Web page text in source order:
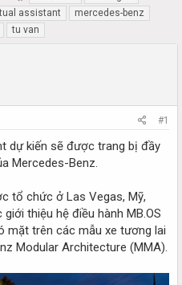
assistant
mercedes-benz
tu van
#1
dự kiến sẽ được trang bị đầy
Mercedes-Benz.
tổ chức ở Las Vegas, Mỹ,
thiệu hệ điều hành MB.OS
mặt trên các mẫu xe tương lai
Modular Architecture (MMA).